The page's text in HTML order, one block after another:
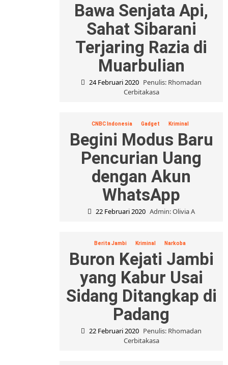
Bawa Senjata Api,
Sahat Sibarani
Terjaring Razia di
Muarbulian
24 Februari 2020 Penulis: Rhomadan
Cerbitakasa
CNBC Indonesia Gadget Kriminal
Begini Modus Baru
Pencurian Uang
dengan Akun
WhatsApp
22 Februari 2020 Admin: Olivia A
Berita Jambi Kriminal Narkoba
Buron Kejati Jambi
yang Kabur Usai
Sidang Ditangkap di
Padang
22 Februari 2020 Penulis: Rhomadan
Cerbitakasa